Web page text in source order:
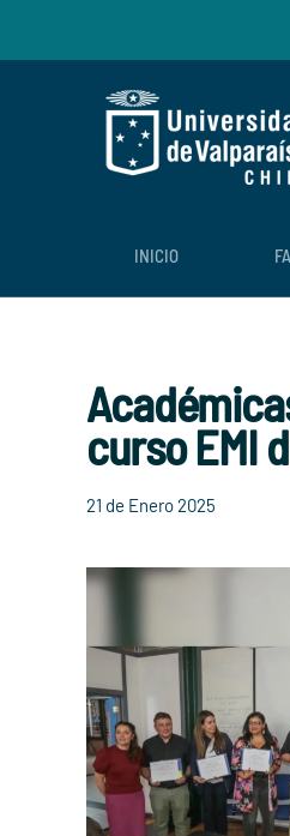
Skip to main content
INICIO
curso EMI
21 de Enero 2025